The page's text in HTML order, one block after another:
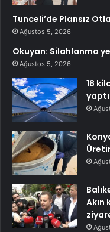
Tunceli’de Plansız
Ağustos 5, 2026
Okuyan: Silahlanma
Ağustos 5, 2026
18
Akın